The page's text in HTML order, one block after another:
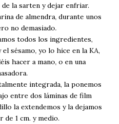
la sarten y dejar enfriar.
de almendra, durante unos
no demasiado.
todos los ingredientes,
sésamo, yo lo hice en la KA,
hacer a mano, o en una
integrada, la ponemos
entre dos láminas de film
la extendemos y la dejamos
de 1 cm. y medio.